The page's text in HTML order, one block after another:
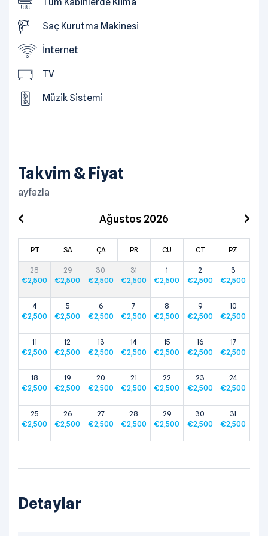
Tüm Kabinlerde Klima
Saç Kurutma Makinesi
İnternet
TV
Müzik Sistemi
Takvim & Fiyat
ayfazla
PT SA ÇA PR CU CT PZ
Ağustos 2026
28
€2,500
29
€2,500
30
€2,500
31
€2,500
1
€2,500
2
€2,500
3
€2,500
4
€2,500
5
€2,500
6
€2,500
7
€2,500
8
€2,500
9
€2,500
10
€2,500
11
€2,500
12
€2,500
13
€2,500
14
€2,500
15
€2,500
16
€2,500
17
€2,500
18
€2,500
19
€2,500
20
€2,500
21
€2,500
22
€2,500
23
€2,500
24
€2,500
25
€2,500
26
€2,500
27
€2,500
28
€2,500
29
€2,500
30
€2,500
31
€2,500
Detaylar